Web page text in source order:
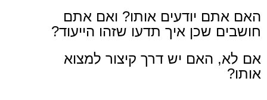
האם אתם יודעים אותו? ואם אתם
חושבים שכן איך תדעו שזהו הייעוד?
אם לא, האם יש דרך קיצור למצוא
אותו?